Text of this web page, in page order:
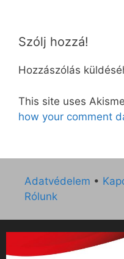
Szólj hozzá!
Hozzászólás
This site uses
how your comment
Adatvédelem •
Rólunk